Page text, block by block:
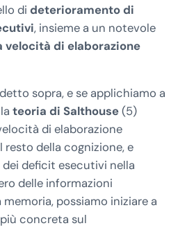
di deterioramento di
, insieme a un notevole
velocità di elaborazione
sopra, e se applichiamo a
teoria di Salthouse(5)
di elaborazione
resto della cognizione, e
deficit esecutivi nella
delle informazioni
possiamo iniziare a
concreta sul